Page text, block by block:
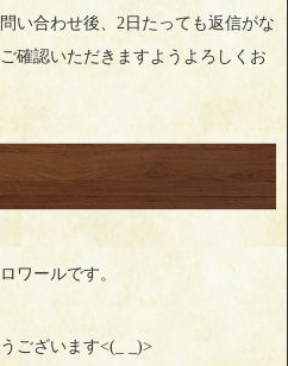
い合わせ後、2日たっても返信がな
確認いただきますようよろしくお
ワールです。
ございます<(_ _)>